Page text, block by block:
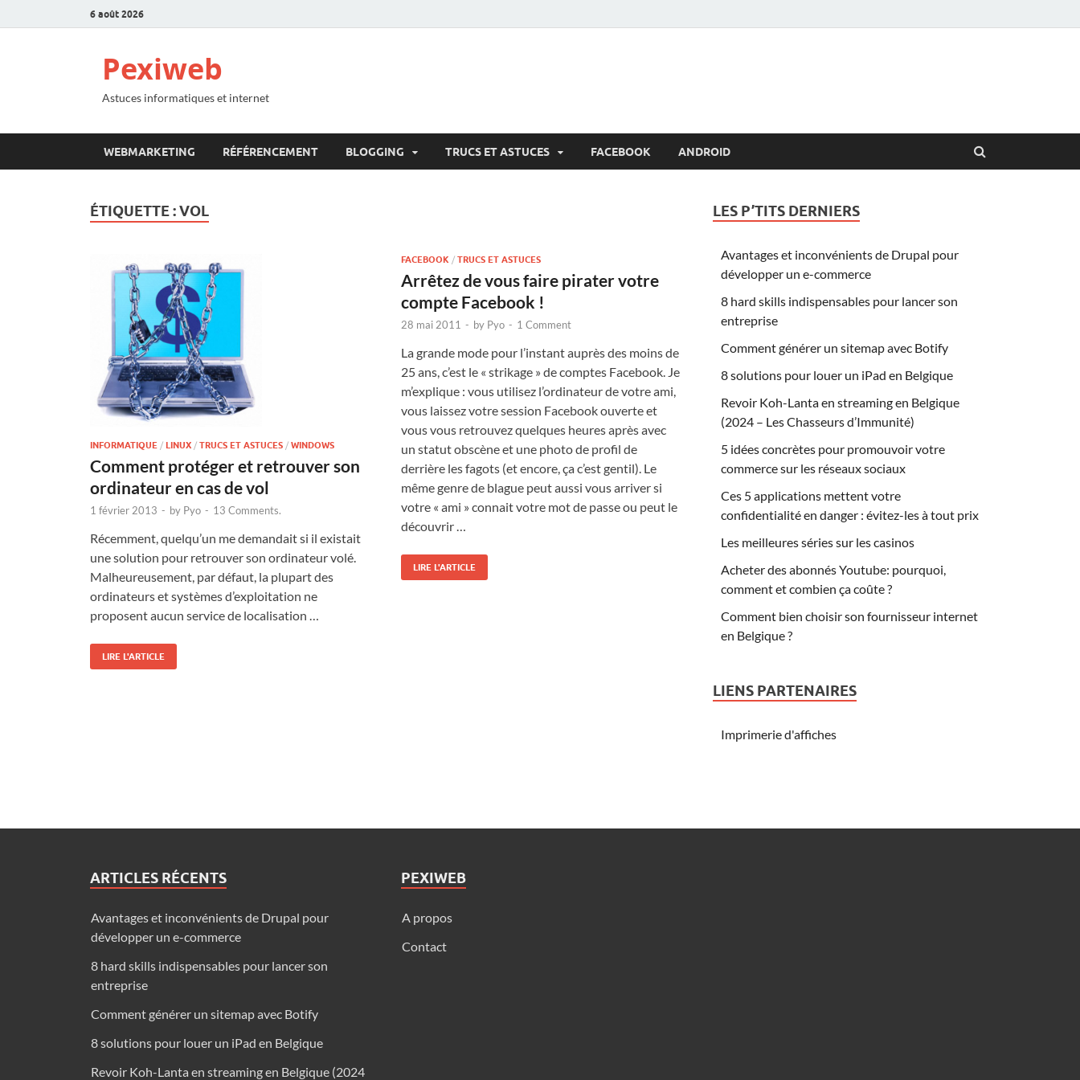
6 août 2026
Pexiweb
Astuces informatiques et internet
WEBMARKETING RÉFÉRENCEMENT BLOGGING TRUCS ET ASTUCES FACEBOOK ANDROID
ÉTIQUETTE :VOL
INFORMATIQUE / LINUX / TRUCS ET ASTUCES / WINDOWS
Comment protéger et retrouver son
ordinateur en cas de vol
1 février 2013 - by Pyo - 13 Comments.
Récemment, quelqu’un me demandait si il existait
une solution pour retrouver son ordinateur volé.
Malheureusement, par défaut, la plupart des
ordinateurs et systèmes d’exploitation ne
proposent aucun service de localisation …
LIRE L'ARTICLE
FACEBOOK / TRUCS ET ASTUCES
Arrêtez de vous faire pirater votre
compte Facebook !
28 mai 2011 - by Pyo - 1 Comment
La grande mode pour l’instant auprès des moins de
25 ans, c’est le « strikage » de comptes Facebook. Je
m’explique : vous utilisez l’ordinateur de votre ami,
vous laissez votre session Facebook ouverte et
vous vous retrouvez quelques heures après avec
un statut obscène et une photo de profil de
derrière les fagots (et encore, ça c’est gentil). Le
même genre de blague peut aussi vous arriver si
votre « ami » connait votre mot de passe ou peut le
découvrir …
LIRE L'ARTICLE
LES P’TITS DERNIERS
Avantages et inconvénients de Drupal pour
développer un e-commerce
8 hard skills indispensables pour lancer son
entreprise
Comment générer un sitemap avec Botify
8 solutions pour louer un iPad en Belgique
Revoir Koh-Lanta en streaming en Belgique
(2024 – Les Chasseurs d’Immunité)
5 idées concrètes pour promouvoir votre
commerce sur les réseaux sociaux
Ces 5 applications mettent votre
confidentialité en danger : évitez-les à tout prix
Les meilleures séries sur les casinos
Acheter des abonnés Youtube: pourquoi,
comment et combien ça coûte ?
Comment bien choisir son fournisseur internet
en Belgique ?
LIENS PARTENAIRES
Imprimerie d'affiches
ARTICLES RÉCENTS
Avantages et inconvénients de Drupal pour
développer un e-commerce
8 hard skills indispensables pour lancer son
entreprise
Comment générer un sitemap avec Botify
8 solutions pour louer un iPad en Belgique
Revoir Koh-Lanta en streaming en Belgique (2024
PEXIWEB
A propos
Contact